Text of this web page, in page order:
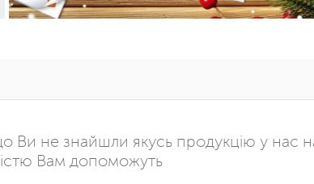
Ви не знайшли якусь продукцію у нас
Вам допоможуть